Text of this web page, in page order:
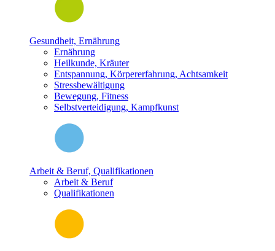
Gesundheit, Ernährung
Ernährung
Heilkunde, Kräuter
Entspannung, Körpererfahrung, Achtsamkeit
Stressbewältigung
Bewegung, Fitness
Selbstverteidigung, Kampfkunst
Arbeit & Beruf, Qualifikationen
Arbeit & Beruf
Qualifikationen